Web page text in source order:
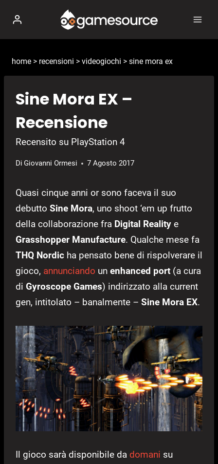
contenuto
home > recensioni > videogiochi > sine mora ex
Sine Mora EX –
Recensione
Recensito su PlayStation 4
Di Giovanni Ormesi 7 Agosto 2017
Quasi cinque anni or sono faceva il suo
debutto Sine Mora, uno shoot ‘em up frutto
della collaborazione fra Digital Reality e
Grasshopper Manufacture. Qualche mese fa
THQ Nordic ha pensato bene di rispolverare il
gioco, annunciando un enhanced port (a cura
di Gyroscope Games) indirizzato alla current
gen, intitolato – banalmente – Sine Mora EX.
Il gioco sarà disponibile da domani su